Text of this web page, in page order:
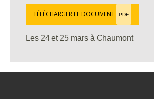
TÉLÉCHARGER LE DOCUMENT PDF
Les 24 et 25 mars à Chaumont